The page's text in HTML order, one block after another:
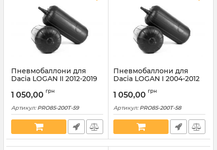
Пневмобаллони для
Dacia LOGAN II 2012-2019
вентилем (PRO85-200T-
1 050,00 грн
Артикул: PRO85-200T-59
Пневмобаллони для
Dacia LOGAN I 2004-2012
вентилем (PRO85-200T-
1 050,00 грн
Артикул: PRO85-200T-58